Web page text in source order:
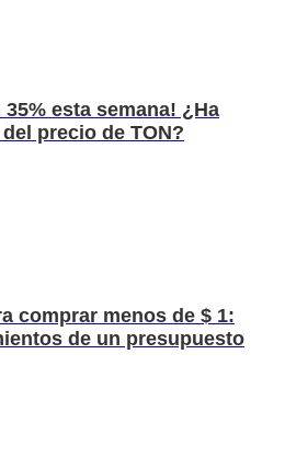
esta semana! ¿Ha
precio de TON?
comprar menos de $ 1:
de un presupuesto